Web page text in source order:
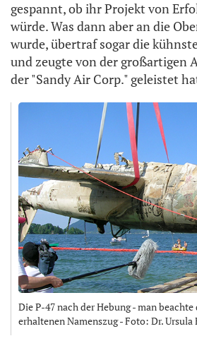
gespannt, ob ihr Projekt von
würde. Was dann aber an die
wurde, übertraf sogar die
und zeugte von der großartigen
der "Sandy Air Corp." geleistet
Die P-47 nach der Hebung - man
erhaltenen Namenszug - Foto: Dr. Ursula